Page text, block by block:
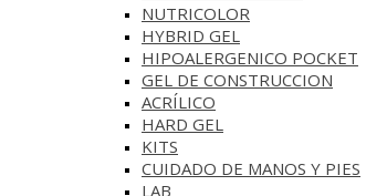
NUTRICOLOR
HYBRID GEL
HIPOALERGENICO POCKET
GEL DE CONSTRUCCION
ACRÍLICO
HARD GEL
KITS
CUIDADO DE MANOS Y PIES
LAB